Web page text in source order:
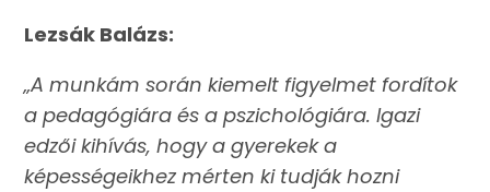
Lezsák Balázs:
„A munkám során kiemelt figyelmet fordítok
a pedagógiára és a pszichológiára. Igazi
edzői kihívás, hogy a gyerekek a
képességeikhez mérten ki tudják hozni